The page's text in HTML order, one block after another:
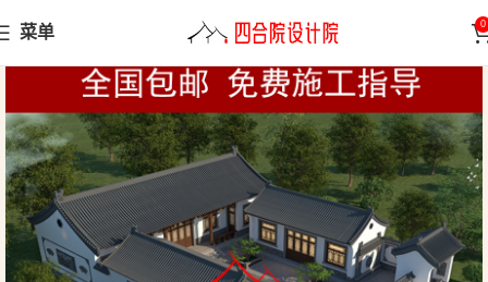
菜单 0
首页 三合院